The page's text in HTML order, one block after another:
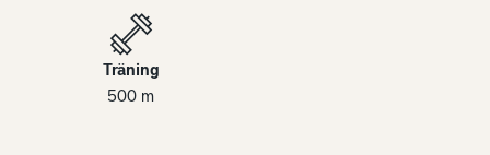
Träning
500 m